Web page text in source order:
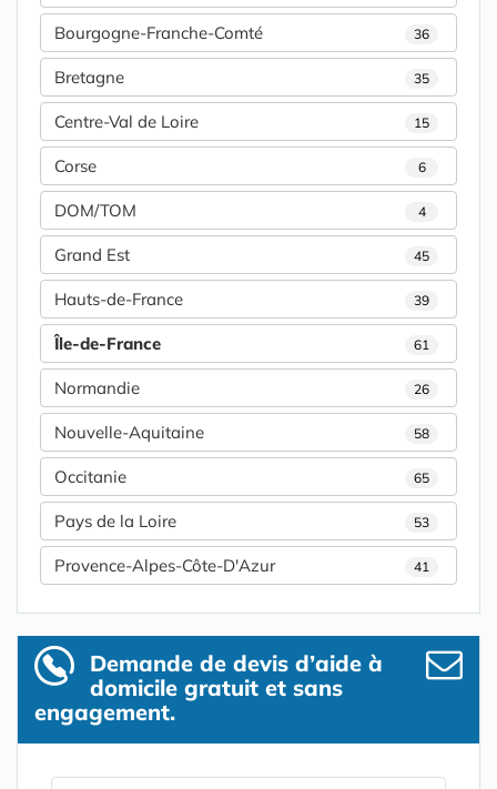
Bourgogne-Franche-Comté 36
Bretagne 35
Centre-Val de Loire 15
Corse 6
DOM/TOM 4
Grand Est 45
Hauts-de-France 39
Île-de-France 61
Normandie 26
Nouvelle-Aquitaine 58
Occitanie 65
Pays de la Loire 53
Provence-Alpes-Côte-D'Azur 41
Demande de devis d’aide à
domicile gratuit et sans
engagement.